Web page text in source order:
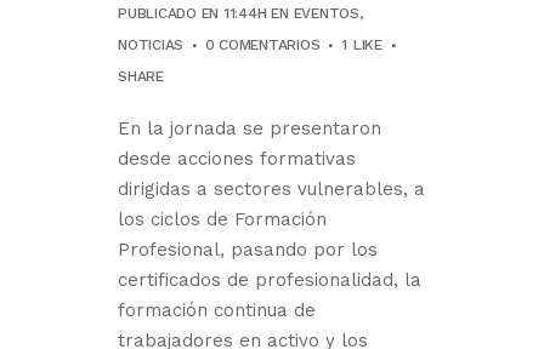
PUBLICADO EN 11:44H EN EVENTOS,
NOTICIAS
0 COMENTARIOS 1 LIKE
SHARE
En la jornada se presentaron
desde acciones formativas
dirigidas a sectores vulnerables, a
los ciclos de Formación
Profesional, pasando por los
certificados de profesionalidad, la
formación continua de
trabajadores en activo y los